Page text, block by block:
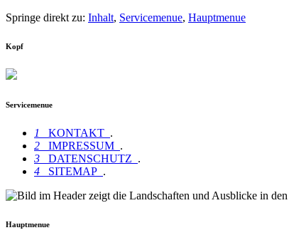
Springe direkt zu: Inhalt, Servicemenue, Hauptmenue
Kopf
Servicemenue
1 KONTAKT .
2
IMPRESSUM .
3
DATENSCHUTZ .
4
SITEMAP .
Hauptmenue